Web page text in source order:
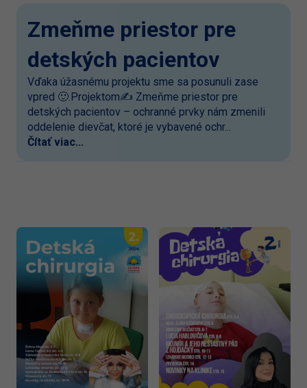
Zmeňme priestor pre
detských pacientov
Vďaka úžasnému projektu sme sa posunuli zase
vpred 🙂.Projektom✍️ Zmeňme priestor pre
detských pacientov – ochranné prvky nám zmenili
oddelenie dievčat, ktoré je vybavené ochr...
Čítať viac...